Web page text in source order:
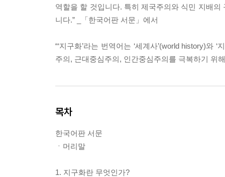
역할을 할 것입니다. 특히 제국주의와 식민 지배
니다.” _「한국어판 서문」에서
“‘지구화’라는 번역어는 ‘세계사’(world history)
주의, 근대중심주의, 인간중심주의를 극복하기 위
목차
한국어판 서문
ㆍ머리말
1. 지구화란 무엇인가?